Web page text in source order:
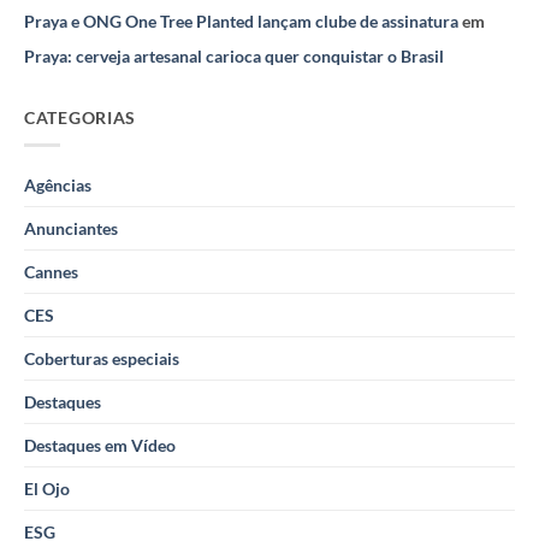
Praya e ONG One Tree Planted lançam clube de assinaturaem
Praya: cerveja artesanal carioca quer conquistar o Brasil
CATEGORIAS
Agências
Anunciantes
Cannes
CES
Coberturas especiais
Destaques
Destaques em Vídeo
El Ojo
ESG